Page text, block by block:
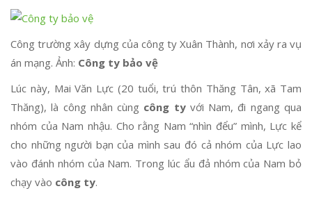
Công trường xây dựng của công ty Xuân Thành, nơi xảy ra vụ
án mạng. Ảnh: Công ty bảo vệ
Lúc này, Mai Văn Lực (20 tuổi, trú thôn Thăng Tân, xã Tam
Thăng), là công nhân cùng công tyvới Nam, đi ngang qua
nhóm của Nam nhậu. Cho rằng Nam “nhìn đểu” mình, Lực kể
cho những người bạn của mình sau đó cả nhóm của Lực lao
vào đánh nhóm của Nam. Trong lúc ẩu đả nhóm của Nam bỏ
chạy vào công ty.